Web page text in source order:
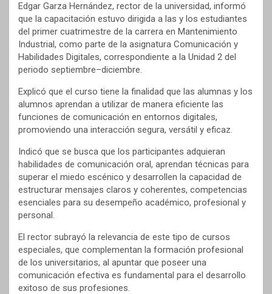
Edgar Garza Hernández, rector de la universidad, informó
que la capacitación estuvo dirigida a las y los estudiantes
del primer cuatrimestre de la carrera en Mantenimiento
Industrial, como parte de la asignatura Comunicación y
Habilidades Digitales, correspondiente a la Unidad 2 del
periodo septiembre–diciembre.
Explicó que el curso tiene la finalidad que las alumnas y los
alumnos aprendan a utilizar de manera eficiente las
funciones de comunicación en entornos digitales,
promoviendo una interacción segura, versátil y eficaz.
Indicó que se busca que los participantes adquieran
habilidades de comunicación oral, aprendan técnicas para
superar el miedo escénico y desarrollen la capacidad de
estructurar mensajes claros y coherentes, competencias
esenciales para su desempeño académico, profesional y
personal.
El rector subrayó la relevancia de este tipo de cursos
especiales, que complementan la formación profesional
de los universitarios, al apuntar que poseer una
comunicación efectiva es fundamental para el desarrollo
exitoso de sus profesiones.